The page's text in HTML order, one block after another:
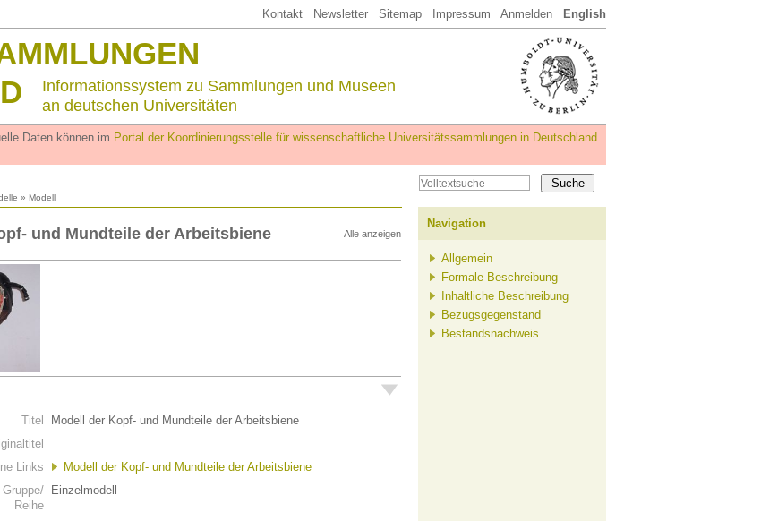
Kontakt Newsletter Sitemap Impressum Anmelden English
Informationssystem zu Sammlungen und Museen
an deutschen Universitäten
Daten können im Portal der Koordinierungsstelle für wissenschaftliche Universitätssammlungen in Deutschland
» Modell
Alle anzeigen
und Mundteile der Arbeitsbiene
Titel
Modell der Kopf- und Mundteile der Arbeitsbiene
Links
Modell der Kopf- und Mundteile der Arbeitsbiene
Reihe
Einzelmodell
Navigation
Allgemein
Formale Beschreibung
Inhaltliche Beschreibung
Bezugsgegenstand
Bestandsnachweis